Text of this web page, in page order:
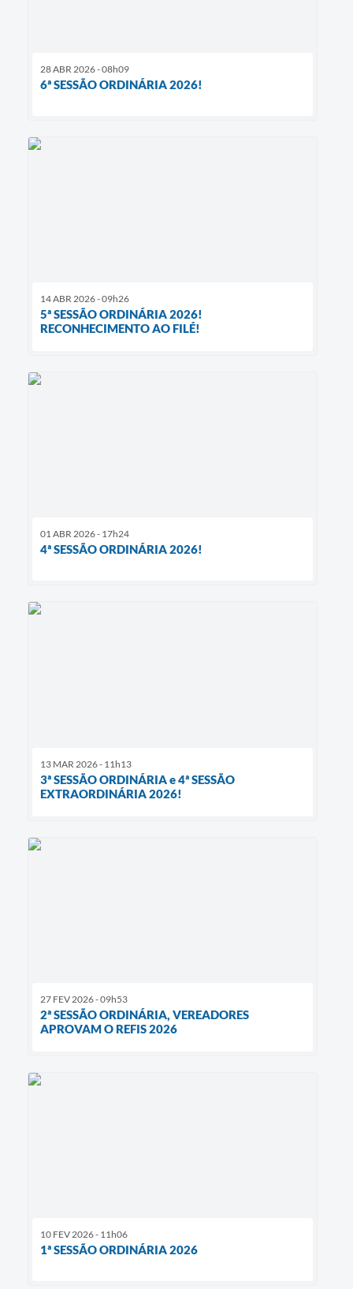
28 ABR 2026 - 08h09
6ª SESSÃO ORDINÁRIA 2026!
14 ABR 2026 - 09h26
5ª SESSÃO ORDINÁRIA 2026!
RECONHECIMENTO AO FILÉ!
01 ABR 2026 - 17h24
4ª SESSÃO ORDINÁRIA 2026!
13 MAR 2026 - 11h13
3ª SESSÃO ORDINÁRIA e 4ª SESSÃO
EXTRAORDINÁRIA 2026!
27 FEV 2026 - 09h53
2ª SESSÃO ORDINÁRIA, VEREADORES
APROVAM O REFIS 2026
10 FEV 2026 - 11h06
1ª SESSÃO ORDINÁRIA 2026